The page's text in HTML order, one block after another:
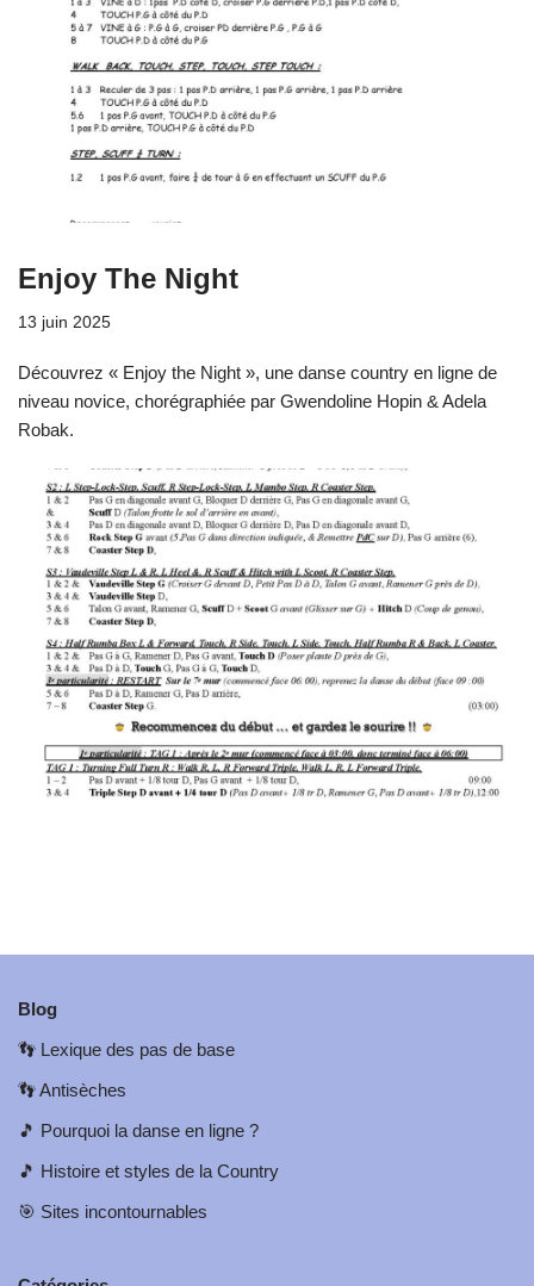
Enjoy The Night
13 juin 2025
Découvrez « Enjoy the Night », une danse country en ligne de
niveau novice, chorégraphiée par Gwendoline Hopin & Adela
Robak.
Blog
👣 Lexique des pas de base
👣Antisèches
🎵 Pourquoi la danse en ligne ?
🎵 Histoire et styles de la Country
🎯 Sites incontournables